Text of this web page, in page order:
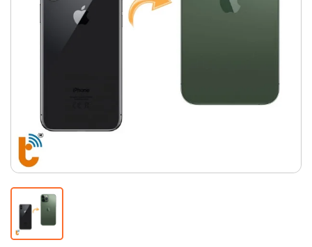
Thay pin
Vỏ iPhone